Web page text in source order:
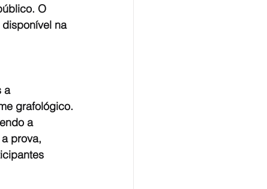
O
na
a
grafológico.
a
prova,